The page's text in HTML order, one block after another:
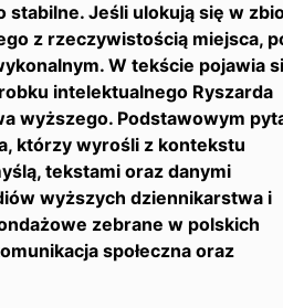
Jeśli ulokują się w
z rzeczywistością miejsca,
W tekście pojawia
intelektualnego Ryszarda
wyższego. Podstawowym
którzy wyrośli z kontekstu
tekstami oraz danymi
wyższych dziennikarstwa i
zebrane w polskich
społeczna oraz